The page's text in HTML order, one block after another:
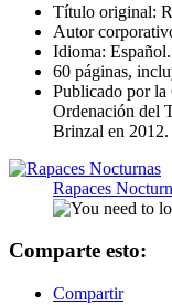
Título original:
Autor
Idioma: Español.
60 páginas,
Publicado por
Ordenación del
Brinzal en 2012.
Rapaces
Comparte esto:
Compartir